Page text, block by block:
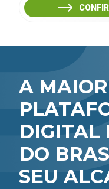
A MAIOR
DIGITAL
DO
SEU